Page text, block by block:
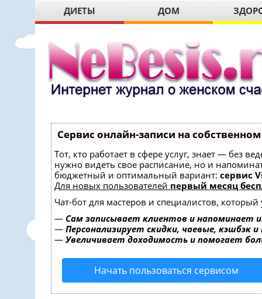
ДИЕТЫ ДОМ
Сервис онлайн-записи на
Тот, кто работает в сфере услуг, знает — без
нужно видеть свое расписание, но и
бюджетный и оптимальный вариант: сервис
Для новых пользователей первый месяц
Чат-бот для мастеров и специалистов,
— Сам записывает клиентов и напоминает
— Персонализирует скидки, чаевые, кэшбэк
— Увеличивает доходимость и помогает
Начать пользоваться сервисом